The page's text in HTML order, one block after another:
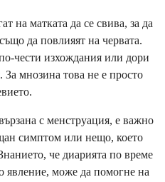
на матката да се свива, за да
да повлияят на червата.
чести изхождания или дори
мнозина това не е просто
с менструация, е важно
симптом или нещо, което
че диарията по време
явление, може да помогне на